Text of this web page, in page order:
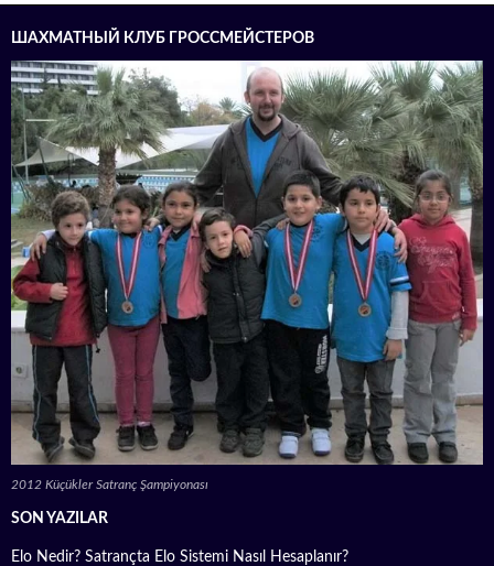
ШАХМАТНЫЙ КЛУБ ГРОССМЕЙСТЕРОВ
2012 Küçükler Satranç Şampiyonası
SON YAZILAR
Elo Nedir? Satrançta Elo Sistemi Nasıl Hesaplanır?